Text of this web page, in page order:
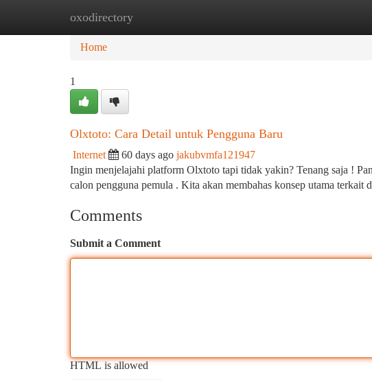
oxodirectory
Home
Home
1
Olxtoto: Cara Detail untuk Pengguna Baru
Internet 60 days ago jakubvmfa121947
Ingin menjelajahi platform Olxtoto tapi tidak yakin? Tenang saja !
calon pengguna pemula . Kita akan membahas konsep utama terkait
Comments
Submit a Comment
HTML is allowed